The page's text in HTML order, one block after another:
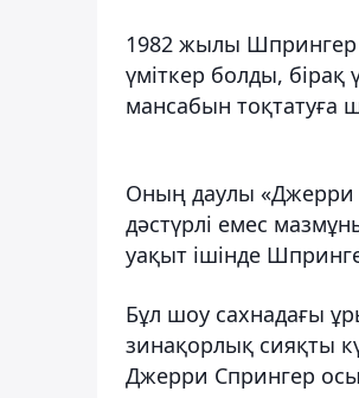
1982 жылы Шпрингер
үміткер болды,
мансабын тоқтатуға
Оның даулы «Джерри
дәстүрлі емес
уақыт ішінде
Бұл шоу сахнадағы
зинақорлық сияқты
Джерри Спрингер осы